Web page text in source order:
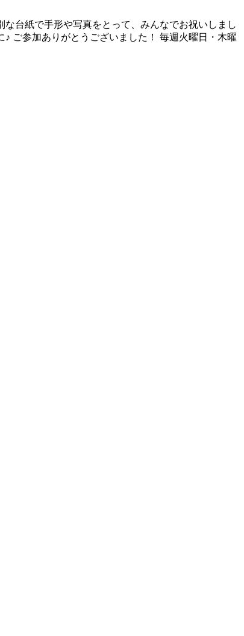
台紙で手形や写真をとって、みんなでお祝いしまし
ご参加ありがとうございました！ 毎週火曜日・木曜